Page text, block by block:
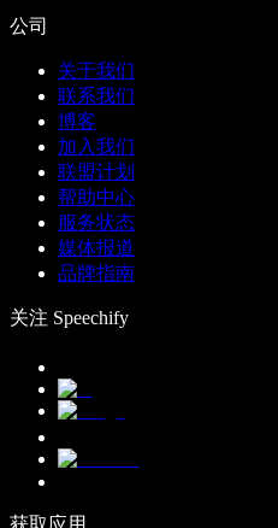
公司
关于我们
联系我们
博客
加入我们
联盟计划
帮助中心
服务状态
媒体报道
品牌指南
关注 Speechify